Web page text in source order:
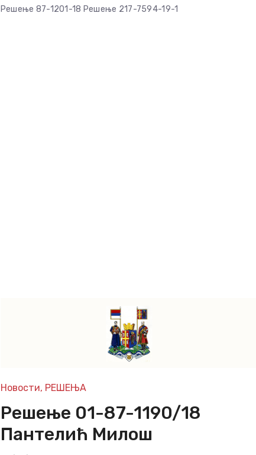
Решење 87-1201-18 Решење 217-7594-19-1
Новости, РЕШЕЊА
Решење 01-87-1190/18
Пантелић Милош